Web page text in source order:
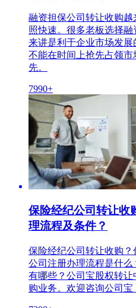
融资担保公司转让收购
照快速。很多老板选择
来讲是利于企业市场发
不能在时间上抢先占领
先。
7990+
保险经纪公司转让收
理流程及条件？
保险经纪公司转让收购
公司注册办理流程是什
有哪些？公司宝股权转
购业务。欢迎咨询公司宝